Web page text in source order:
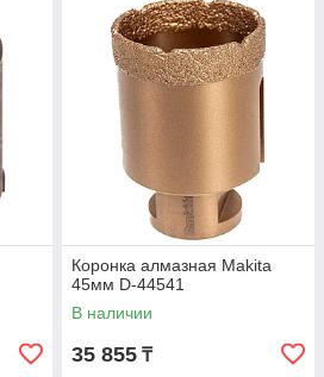
Коронка алмазная Makita
45мм D-44541
В наличии
35 855 ₸